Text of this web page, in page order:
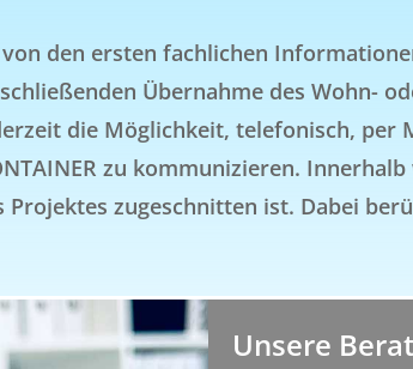
den ersten fachlichen
Übernahme des Wohn-
die Möglichkeit, telefonisch, per
zu kommunizieren.
zugeschnitten ist. Dabei
Unsere